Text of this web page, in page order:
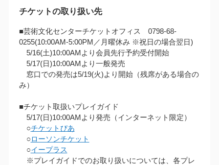
チケットの取り扱い先
■芸術文化センターチケットオフィス 0798-68-
0255(10:00AM‐5:00PM／月曜休み ※祝日の場合翌日)
5/16(土)10:00AMより会員先行予約受付開始
5/17(日)10:00AMより一般発売
窓口での発売は5/19(火)より開始（残席がある場合の
み）
■チケット取扱いプレイガイド
5/17(日)10:00AMより発売（インターネット限定）
○チケットぴあ
○ローソンチケット
○イープラス
※プレイガイドでのお取り扱いについては、各プレ